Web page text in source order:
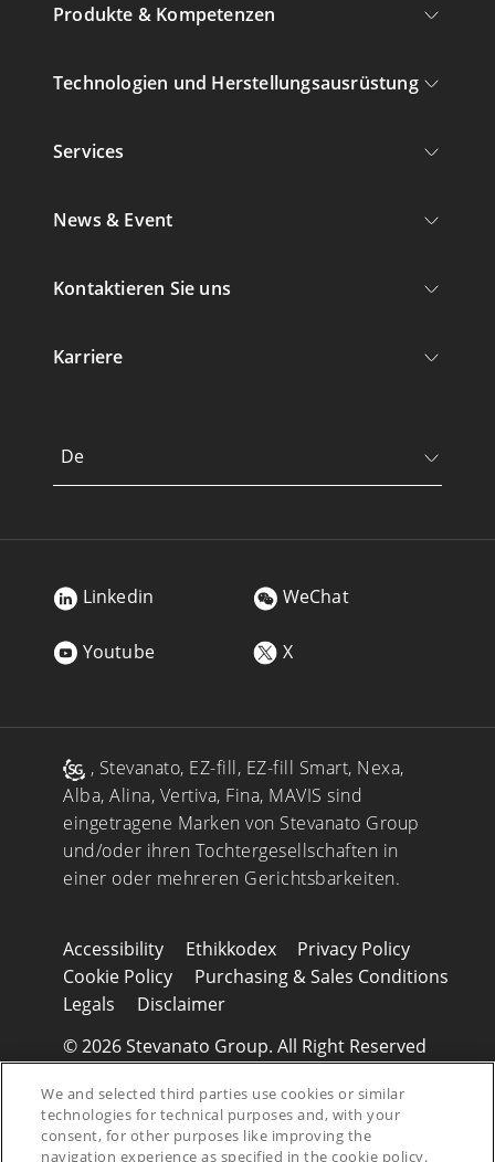
Produkte & Kompetenzen
Technologien und Herstellungsausrüstung
Services
News & Event
Kontaktieren Sie uns
Karriere
De
Linkedin WeChat
Youtube X
, Stevanato, EZ-fill, EZ-fill Smart, Nexa,
Alba, Alina, Vertiva, Fina, MAVIS sind
eingetragene Marken von Stevanato Group
und/oder ihren Tochtergesellschaften in
einer oder mehreren Gerichtsbarkeiten.
Accessibility Ethikkodex
Privacy Policy
Cookie Policy
Purchasing & Sales Conditions
Legals
Disclaimer
© 2026 Stevanato Group. All Right Reserved
- P.IVA 01487430280
We and selected third parties use cookies or similar
technologies for technical purposes and, with your
consent, for other purposes like improving the
navigation experience as specified in the cookie policy.